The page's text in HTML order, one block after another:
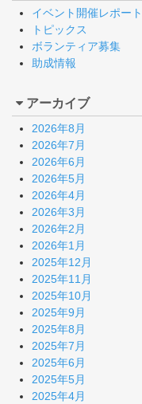
イベント開催レポート
トピックス
ボランティア募集
助成情報
アーカイブ
2026年8月
2026年7月
2026年6月
2026年5月
2026年4月
2026年3月
2026年2月
2026年1月
2025年12月
2025年11月
2025年10月
2025年9月
2025年8月
2025年7月
2025年6月
2025年5月
2025年4月